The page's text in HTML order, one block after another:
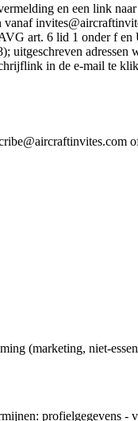
en een link
art. 6 lid 1 onder f
adressen
in de e-mail te
(marketing, niet-
profielgegevens -